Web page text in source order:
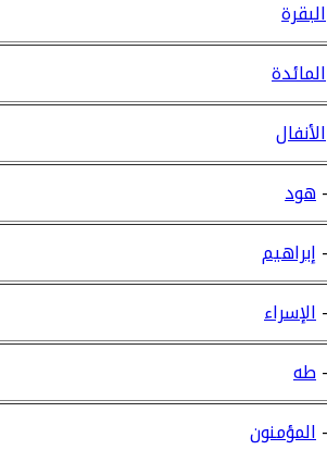
البقرة
المائدة
الأنفال
هود
إبراهيم
الإسراء
طه
المؤمنون